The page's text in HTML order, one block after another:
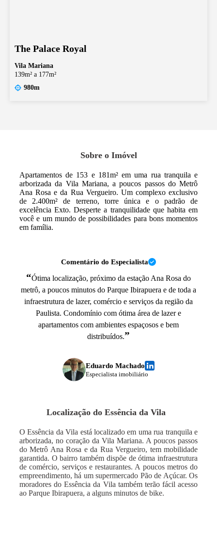
The Palace Royal
Vila Mariana
139m² a 177m²
980m
Sobre o Imóvel
Apartamentos de 153 e 181m² em uma rua tranquila e
arborizada da Vila Mariana, a poucos passos do Metrô
Ana Rosa e da Rua Vergueiro. Um complexo exclusivo
de 2.400m² de terreno, torre única e o padrão de
excelência Exto. Desperte a tranquilidade que habita em
você e um mundo de possibilidades para bons momentos
em família.
Comentário do Especialista
“Ótima localização, próximo da estação Ana Rosa do
metrô, a poucos minutos do Parque Ibirapuera e de toda a
infraestrutura de lazer, comércio e serviços da região da
Paulista. Condomínio com ótima área de lazer e
apartamentos com ambientes espaçosos e bem
distribuídos.”
Eduardo Machado
Especialista imobiliário
Localização do Essência da Vila
O Essência da Vila está localizado em uma rua tranquila e
arborizada, no coração da Vila Mariana. A poucos passos
do Metrô Ana Rosa e da Rua Vergueiro, tem mobilidade
garantida. O bairro também dispõe de ótima infraestrutura
de comércio, serviços e restaurantes. A poucos metros do
empreendimento, há um supermercado Pão de Açúcar. Os
moradores do Essência da Vila também terão fácil acesso
ao Parque Ibirapuera, a alguns minutos de bike.